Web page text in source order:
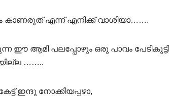
എന്ന് എനിക്ക് വാശിയാ…….
ഈ ആമി പലപ്പോഴും ഒരു പാവം
……..
ഇന്ദു നോക്കിയപ്പഴാ,